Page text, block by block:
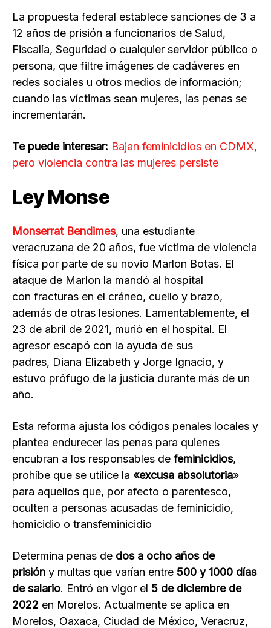
La propuesta federal establece sanciones de 3 a
12 años de prisión a funcionarios de Salud,
Fiscalía, Seguridad o cualquier servidor público o
persona, que filtre imágenes de cadáveres en
redes sociales u otros medios de información;
cuando las víctimas sean mujeres, las penas se
incrementarán.
Te puede interesar: Bajan feminicidios en CDMX,
pero violencia contra las mujeres persiste
Ley Monse
Monserrat Bendimes, una estudiante
veracruzana de 20 años, fue víctima de violencia
física por parte de su novio Marlon Botas. El
ataque de Marlon la mandó al hospital
con fracturas en el cráneo, cuello y brazo,
además de otras lesiones. Lamentablemente, el
23 de abril de 2021, murió en el hospital. El
agresor escapó con la ayuda de sus
padres, Diana Elizabeth y Jorge Ignacio, y
estuvo prófugo de la justicia durante más de un
año.
Esta reforma ajusta los códigos penales locales y
plantea endurecer las penas para quienes
encubran a los responsables de feminicidios,
prohíbe que se utilice la «excusa absolutoria»
para aquellos que, por afecto o parentesco,
oculten a personas acusadas de feminicidio,
homicidio o transfeminicidio
Determina penas de dos a ocho años de
prisión y multas que varían entre 500 y 1000 días
de salario. Entró en vigor el 5 de diciembre de
2022 en Morelos. Actualmente se aplica en
Morelos, Oaxaca, Ciudad de México, Veracruz,